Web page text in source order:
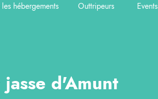
les hébergements Outtripeurs Events
d'Amunt